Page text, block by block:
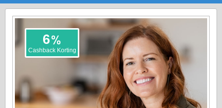
6%
Cashback Korting